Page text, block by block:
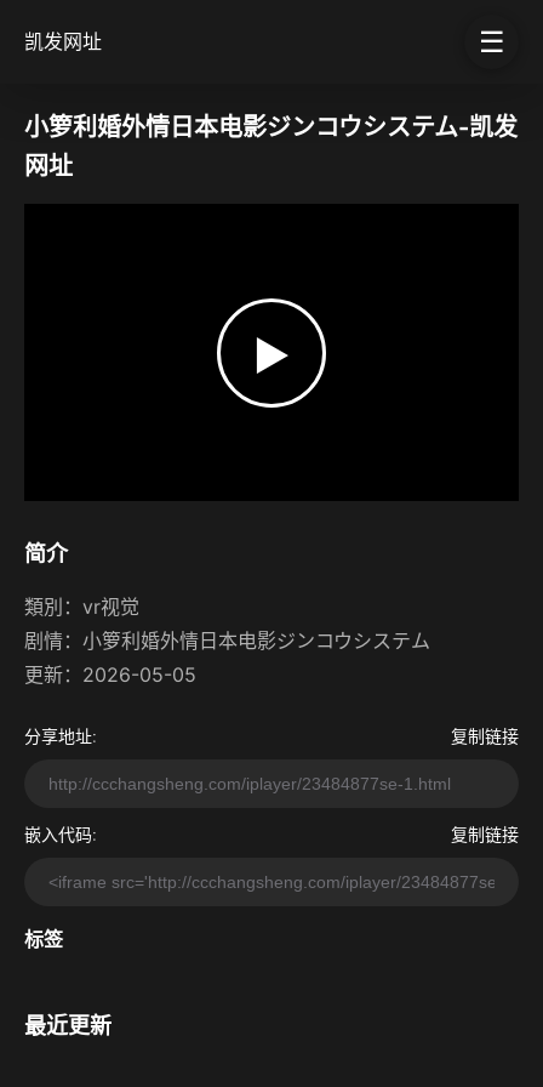
凯发网址 ☰
小箩利婚外情日本电影ジンコウシステム-凯发
网址
▶
简介
類別： vr视觉
剧情： 小箩利婚外情日本电影ジンコウシステム
更新：2026-05-05
分享地址: 复制链接
嵌入代码: 复制链接
标签
最近更新